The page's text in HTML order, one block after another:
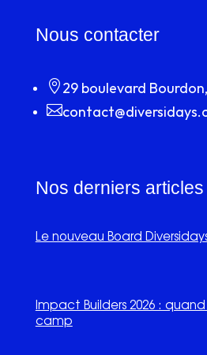
Nous contacter
 29 boulevard

Nos derniers articles
Le nouveau Board
Impact Builders 2026 :
camp